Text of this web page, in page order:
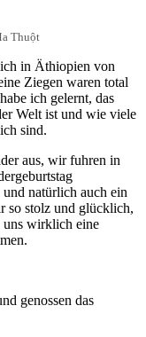
Thuột
in Äthiopien von
Ziegen waren total
ich gelernt, das
Welt ist und wie viele
sind.
aus, wir fuhren in
natürlich auch ein
so stolz und glücklich,
uns wirklich eine
genossen das